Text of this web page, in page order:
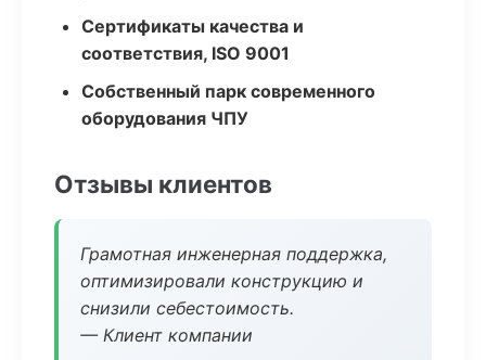
Сертификаты качества и
соответствия, ISO 9001
Собственный парк современного
оборудования ЧПУ
Отзывы клиентов
Грамотная инженерная поддержка,
оптимизировали конструкцию и
снизили себестоимость.
— Клиент компании